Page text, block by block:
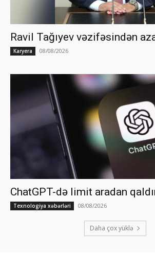
Ravil Tağıyev vəzifəsindən
Karyera 08/08/2026
ChatGPT-də limit aradan
Texnologiya xəbərləri 08/08/2026
Daha çox yüklə